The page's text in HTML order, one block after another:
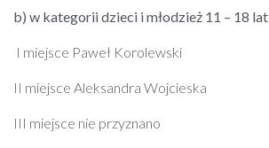
b) w kategorii dzieci i młodzież 11 – 18 lat
I miejsce Paweł Korolewski
II miejsce Aleksandra Wojcieska
III miejsce nie przyznano